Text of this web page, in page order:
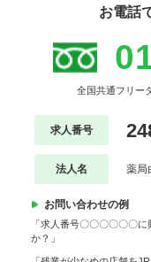
お電話
全国共通フリー
求人番号
法人名 薬局
お問い合わせの例
「求人番号〇〇〇〇〇〇
か？」